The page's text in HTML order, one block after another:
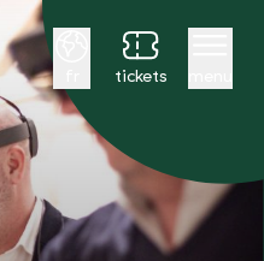
Françaistickets